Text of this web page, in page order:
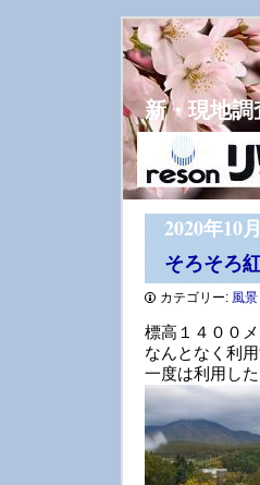
新・現地調
2020年10
そろそろ
カテゴリー: 風景
標高１４００
なんとなく利
一度は利用した